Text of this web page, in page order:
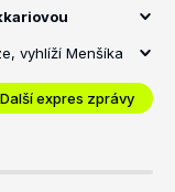
vyhlíží Menšíka
Další expres zprávy